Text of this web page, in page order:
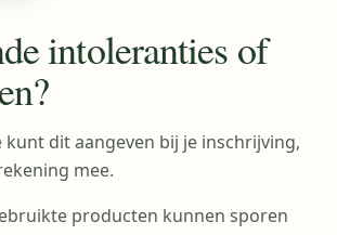
intoleranties of
kunt dit aangeven bij je inschrijving,
mee.
producten kunnen sporen